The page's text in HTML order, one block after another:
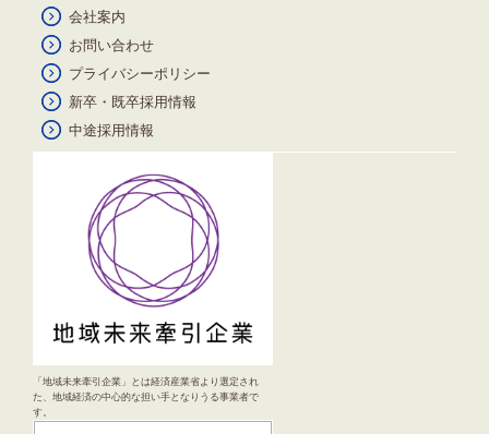
会社案内
お問い合わせ
プライバシーポリシー
新卒・既卒採用情報
中途採用情報
「地域未来牽引企業」とは経済産業省より選定され
た、地域経済の中心的な担い手となりうる事業者で
す。